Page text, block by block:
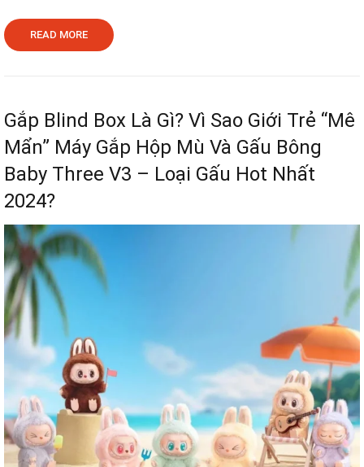
READ MORE
Gắp Blind Box Là Gì? Vì Sao Giới Trẻ “Mê
Mẩn” Máy Gắp Hộp Mù Và Gấu Bông
Baby Three V3 – Loại Gấu Hot Nhất
2024?